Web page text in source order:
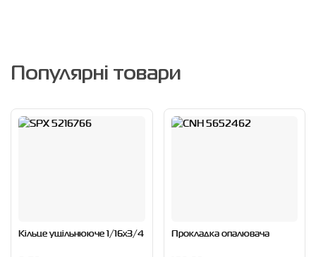
Популярні товари
Кільце ущільнююче 1/16x3/4 Прокладка опалювача